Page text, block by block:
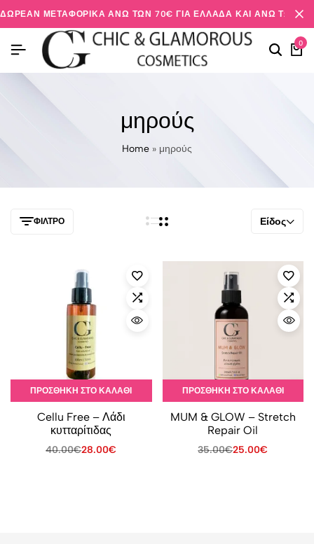
ΔΩΡΕΆΝ ΜΕΤΑΦΟΡΙΚΆ ΆΝΩ ΤΩΝ 70€ ΓΙΑ ΕΛΛΆΔΑ ΚΑΙ ΆΝΩ ΤΩΝ
0
μηρούς
Home » μηρούς
ΦΊΛΤΡΟ Είδος
ΠΡΟΣΘΉΚΗ ΣΤΟ ΚΑΛΆΘΙ
Cellu Free – Λάδι
κυτταρίτιδας
40.00€28.00€
ΠΡΟΣΘΉΚΗ ΣΤΟ ΚΑΛΆΘΙ
MUM & GLOW – Stretch
Repair Oil
35.00€25.00€